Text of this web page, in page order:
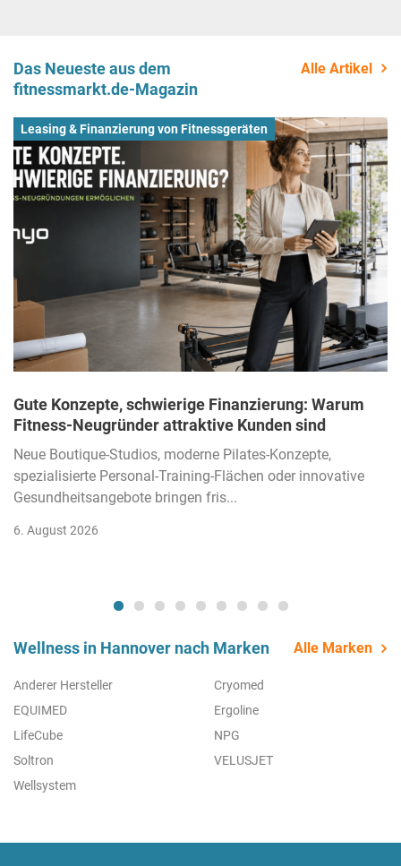
Das Neueste aus dem
fitnessmarkt.de-Magazin
Alle Artikel
Leasing & Finanzierung von Fitnessgeräten
Gute Konzepte, schwierige Finanzierung: Warum
Fitness-Neugründer attraktive Kunden sind
Neue Boutique-Studios, moderne Pilates-Konzepte,
spezialisierte Personal-Training-Flächen oder innovative
Gesundheitsangebote bringen fris...
6. August 2026
Wellness in Hannover nach Marken Alle Marken
Anderer Hersteller
Cryomed
EQUIMED
Ergoline
LifeCube
NPG
Soltron
VELUSJET
Wellsystem